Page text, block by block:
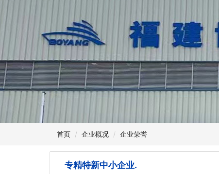
首页 企业概况 企业荣誉
专精特新中小企业.